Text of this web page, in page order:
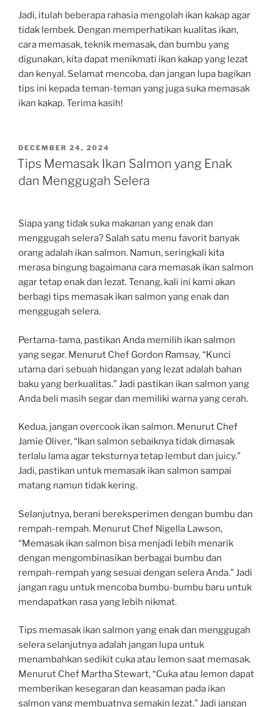
Jadi, itulah beberapa rahasia mengolah ikan kakap agar
tidak lembek. Dengan memperhatikan kualitas ikan,
cara memasak, teknik memasak, dan bumbu yang
digunakan, kita dapat menikmati ikan kakap yang lezat
dan kenyal. Selamat mencoba, dan jangan lupa bagikan
tips ini kepada teman-teman yang juga suka memasak
ikan kakap. Terima kasih!
POSTED
ON
DECEMBER 24, 2024
Tips Memasak Ikan Salmon yang Enak
dan Menggugah Selera
Siapa yang tidak suka makanan yang enak dan
menggugah selera? Salah satu menu favorit banyak
orang adalah ikan salmon. Namun, seringkali kita
merasa bingung bagaimana cara memasak ikan salmon
agar tetap enak dan lezat. Tenang, kali ini kami akan
berbagi tips memasak ikan salmon yang enak dan
menggugah selera.
Pertama-tama, pastikan Anda memilih ikan salmon
yang segar. Menurut Chef Gordon Ramsay, “Kunci
utama dari sebuah hidangan yang lezat adalah bahan
baku yang berkualitas.” Jadi pastikan ikan salmon yang
Anda beli masih segar dan memiliki warna yang cerah.
Kedua, jangan overcook ikan salmon. Menurut Chef
Jamie Oliver, “Ikan salmon sebaiknya tidak dimasak
terlalu lama agar teksturnya tetap lembut dan juicy.”
Jadi, pastikan untuk memasak ikan salmon sampai
matang namun tidak kering.
Selanjutnya, berani bereksperimen dengan bumbu dan
rempah-rempah. Menurut Chef Nigella Lawson,
“Memasak ikan salmon bisa menjadi lebih menarik
dengan mengombinasikan berbagai bumbu dan
rempah-rempah yang sesuai dengan selera Anda.” Jadi
jangan ragu untuk mencoba bumbu-bumbu baru untuk
mendapatkan rasa yang lebih nikmat.
Tips memasak ikan salmon yang enak dan menggugah
selera selanjutnya adalah jangan lupa untuk
menambahkan sedikit cuka atau lemon saat memasak.
Menurut Chef Martha Stewart, “Cuka atau lemon dapat
memberikan kesegaran dan keasaman pada ikan
salmon yang membuatnya semakin lezat.” Jadi jangan